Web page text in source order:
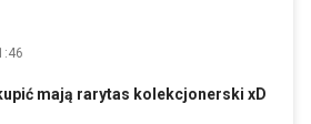
mają rarytas kolekcjonerski xD